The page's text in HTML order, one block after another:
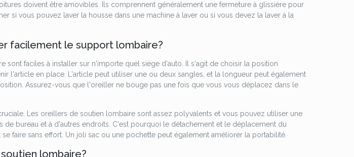
doivent être amovibles. Ils comprennent généralement une fermeture à glissière pour
si vous pouvez laver la housse dans une machine à laver ou si vous devez la laver à la
facilement le support lombaire?
sont faciles à installer sur n'importe quel siège d'auto. Il s'agit de choisir la position
l'article en place. L'article peut utiliser une ou deux sangles, et la longueur peut également
Assurez-vous que l'oreiller ne bouge pas une fois que vous vous déplacez dans le
Les oreillers de soutien lombaire sont assez polyvalents et vous pouvez utiliser une
de bureau et à d'autres endroits. C'est pourquoi le détachement et le déplacement du
faire sans effort. Un joli sac ou une pochette peut également améliorer la portabilité.
lombaire?